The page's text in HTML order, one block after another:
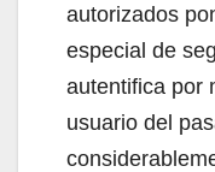
autorizados
especial de
autentifica por
usuario del